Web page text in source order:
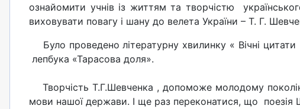
ознайомити учнів із життям та творчістю
виховувати повагу і шану до велета України – Т. Г.
Було проведено літературну хвилинку « Вічні
лепбука «Тарасова доля».
Творчість Т.Г.Шевченка , допоможе молодому
мови нашої держави. І ще раз переконатися, що